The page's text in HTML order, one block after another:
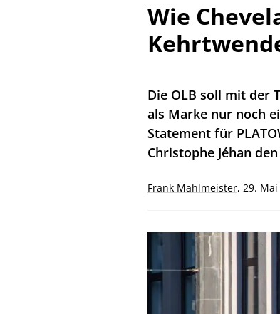
Wie
Die OLB soll mit der
als Marke nur noch
Statement für
Christophe Jéhan
Frank Mahlmeister, 29. Mai